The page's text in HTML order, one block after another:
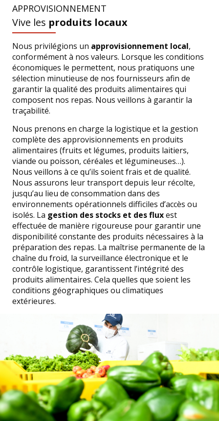
APPROVISIONNEMENT
Vive les produits locaux
Nous privilégions un approvisionnement local,
conformément à nos valeurs. Lorsque les conditions
économiques le permettent, nous pratiquons une
sélection minutieuse de nos fournisseurs afin de
garantir la qualité des produits alimentaires qui
composent nos repas. Nous veillons à garantir la
traçabilité.
Nous prenons en charge la logistique et la gestion
complète des approvisionnements en produits
alimentaires (fruits et légumes, produits laitiers,
viande ou poisson, céréales et légumineuses…).
Nous veillons à ce qu’ils soient frais et de qualité.
Nous assurons leur transport depuis leur récolte,
jusqu’au lieu de consommation dans des
environnements opérationnels difficiles d’accès ou
isolés. La gestion des stocks et des fluxest
effectuée de manière rigoureuse pour garantir une
disponibilité constante des produits nécessaires à la
préparation des repas. La maîtrise permanente de la
chaîne du froid, la surveillance électronique et le
contrôle logistique, garantissent l’intégrité des
produits alimentaires. Cela quelles que soient les
conditions géographiques ou climatiques
extérieures.